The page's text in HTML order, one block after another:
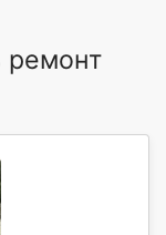
ремонт